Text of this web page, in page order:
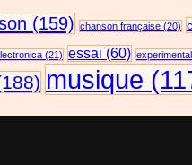
(159) chanson française (20)
(21) essai (60) experimental
musique